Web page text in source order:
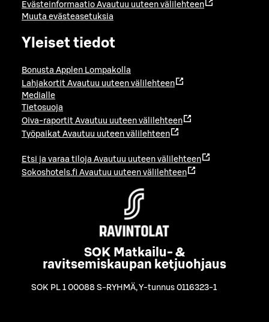
Evästeinformaatio Avautuu uuteen välilehteen
Muuta evästeasetuksia
Yleiset tiedot
Bonusta Applen Lompakolla
Lahjakortit Avautuu uuteen välilehteen
Medialle
Tietosuoja
Oiva-raportit Avautuu uuteen välilehteen
Työpaikat Avautuu uuteen välilehteen
Etsi ja varaa tiloja Avautuu uuteen välilehteen
Sokoshotels.fi Avautuu uuteen välilehteen
SOK Matkailu- &
ravitsemiskaupan ketjuohjaus
SOK PL 1 00088 S-RYHMÄ,Y-tunnus 0116323-1